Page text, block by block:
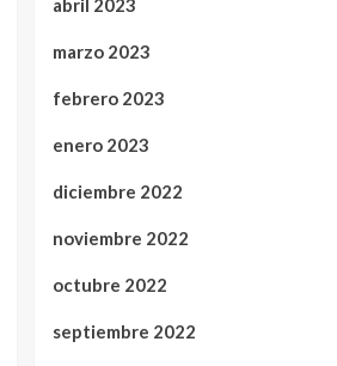
abril 2023
marzo 2023
febrero 2023
enero 2023
diciembre 2022
noviembre 2022
octubre 2022
septiembre 2022